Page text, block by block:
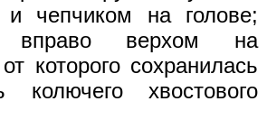
и чепчиком на голове;
верхом на
которого сохранилась
хвостового